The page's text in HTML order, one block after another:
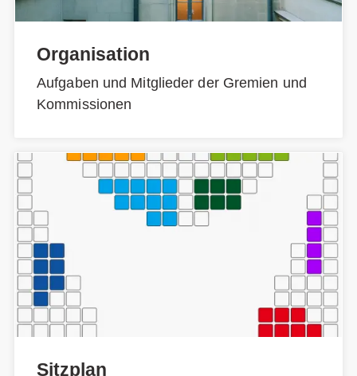
Organisation
Aufgaben und Mitglieder der Gremien und
Kommissionen
Sitzplan